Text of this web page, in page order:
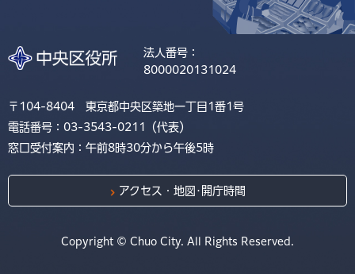
法人番号：
8000020131024
〒104-8404 東京都中央区築地一丁目1番1号
電話番号：03-3543-0211（代表）
窓口受付案内：午前8時30分から午後5時
アクセス・地図･開庁時間
Copyright © Chuo City. All Rights Reserved.